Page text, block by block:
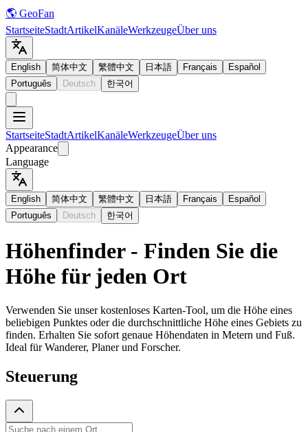
🌎 GeoFan
StartseiteStadtArtikelKanäleWerkzeugeÜber uns
English 简体中文 繁體中文 日本語 Français
Español
Português
Deutsch 한국어
StartseiteStadtArtikelKanäleWerkzeugeÜber uns
Appearance
Language
English 简体中文 繁體中文 日本語 Français
Español
Português
Deutsch 한국어
Höhenfinder - Finden Sie die
Höhe für jeden Ort
Verwenden Sie unser kostenloses Karten-Tool, um die Höhe eines
beliebigen Punktes oder die durchschnittliche Höhe eines Gebiets zu
finden. Erhalten Sie sofort genaue Höhendaten in Metern und Fuß.
Ideal für Wanderer, Planer und Forscher.
Steuerung